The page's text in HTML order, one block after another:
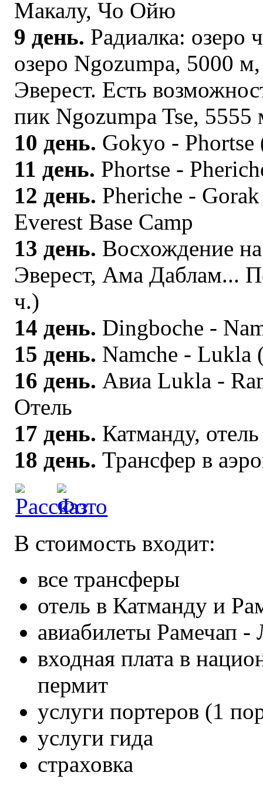
Макалу, Чо Ойю
9 день. Радиалка: озеро
озеро Ngozumpa, 5000
Эверест. Есть
пик Ngozumpa Tse, 5555
10 день. Gokyo -
11 день. Phortse -
12 день. Pheriche -
Everest Base Camp
13 день. Восхождение
Эверест, Ама Даблам...
ч.)
14 день. Dingboche -
15 день. Namche - Lukla
16 день. Авиа Lukla -
Отель
17 день. Катманду, отель
18 день. Трансфер в
В стоимость входит:
все трансферы
отель в Катманду и
авиабилеты Рамечап -
входная плата в
пермит
услуги портеров (1
услуги гида
страховка